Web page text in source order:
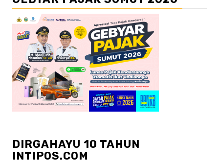
DIRGAHAYU 10 TAHUN
INTIPOS.COM